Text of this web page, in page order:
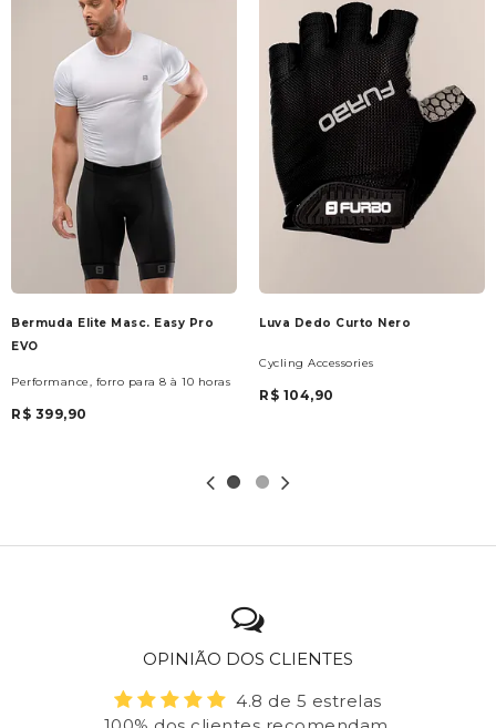
Bermuda Elite Masc. Easy Pro
EVO
Performance, forro para 8 à 10 horas
R$ 399,90
Luva Dedo Curto Nero
Cycling Accessories
R$ 104,90
OPINIÃO DOS CLIENTES
4.8 de 5 estrelas